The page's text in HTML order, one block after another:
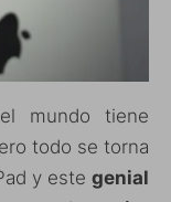
mundo tiene
todo se torna
y este genial